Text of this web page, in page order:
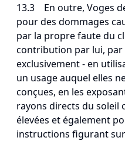
13.3 En outre, Voges
pour des dommages
par la propre faute du
contribution par lui, par
exclusivement - en
un usage auquel elles
conçues, en les
rayons directs du soleil
élevées et également
instructions figurant